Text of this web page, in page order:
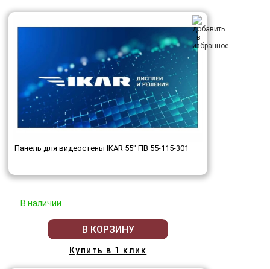
Панель для видеостены IKAR 55" ПВ 55-115-301
В наличии
В КОРЗИНУ
Купить в 1 клик